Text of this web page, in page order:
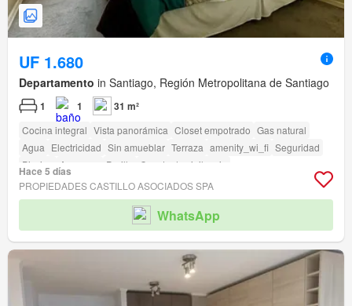
UF 1.680
Departamento in Santiago, Región Metropolitana de Santiago
1 1 31 m²
Cocina integral Vista panorámica Closet empotrado Gas natural
Agua Electricidad Sin amueblar Terraza amenity_wi_fi Seguridad
Piscina
Ascensor Parilla
Caseta de vigilancia
Acceso para personas con discapacidad
Hace 5 días
PROPIEDADES CASTILLO ASOCIADOS SPA
WhatsApp